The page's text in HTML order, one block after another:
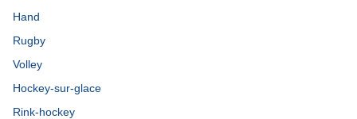
Hand
Rugby
Volley
Hockey-sur-glace
Rink-hockey